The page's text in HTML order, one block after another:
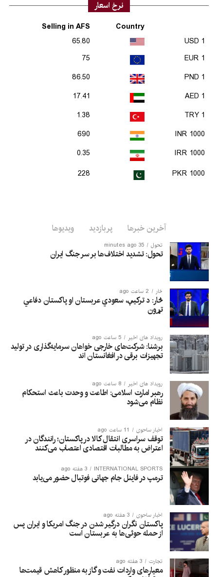
نرخ اسعار
Country
Selling in AFS
1 USD
65.80
1 EUR
75
1 PND
86.50
1 AED
17.41
1 TRY
1.38
1000 INR
690
1000 IRR
0.35
1000 PKR
228
آخرین خبرها پربازدید ویدیوها
تحول 35 minutes ago
تحول: تشدید اختلاف‌ها بر سر جنگ ایران
څار 2 ساعت ago
څار: د ترکیې، سعودي عربستان او پاکستان دفاعي
تړون
رویداد های اخیر 5 ساعت ago
برشنا: شرکت‌های خارجی خواهان سرمایه‌گذاری در تولید
تجهیزات برقی در افغانستان‌ اند
رویداد های اخیر 8 ساعت ago
رهبر امارت اسلامی: اطاعت و وحدت باعث استحکام
نظام می‌شود
اخبار ساحوی 11 ساعت ago
توقف سراسری انتقال کالا در پاکستان؛ رانندگان در
اعتراض به مطالبات اقتصادی اعتصاب می‌کنند
INTERNATIONAL SPORTS 3 هفته ago
ترمپ در فاینل جام جهانی فوتبال حضور می‌یابد
اخبار ساحوی 3 هفته ago
پاکستان نگران درگیر شدن در جنگ امریکا و ایران پس
از حمله حوثی‌ها به عربستان است
تجارت 3 هفته ago
معیارهای واردات نفت و گاز به منظور کاهش قیمت‌ها